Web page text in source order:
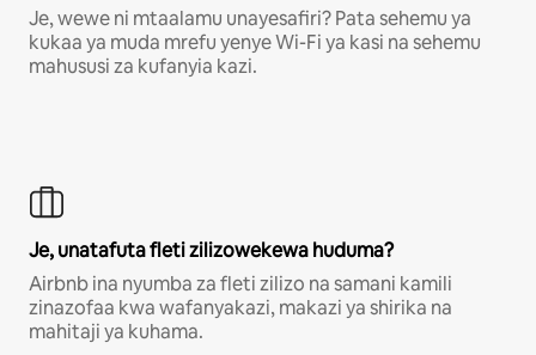
Je, wewe ni mtaalamu unayesafiri? Pata sehemu ya
kukaa ya muda mrefu yenye Wi-Fi ya kasi na sehemu
mahususi za kufanyia kazi.
Je, unatafuta fleti zilizowekewa huduma?
Airbnb ina nyumba za fleti zilizo na samani kamili
zinazofaa kwa wafanyakazi, makazi ya shirika na
mahitaji ya kuhama.